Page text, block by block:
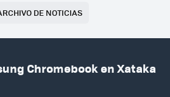
DE NOTICIAS
Chromebook en Xataka